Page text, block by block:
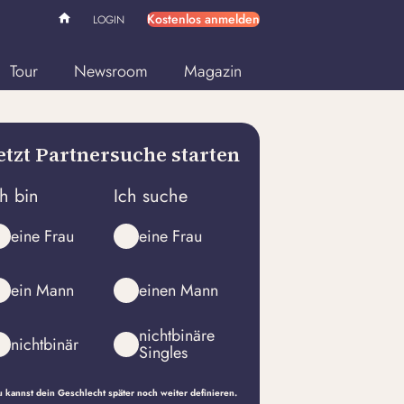
LOGIN Kostenlos anmelden
Tour Newsroom Magazin
Partnersuche starten
bin
eine Frau
ein Mann
nichtbinär
Ich suche
eine Frau
einen Mann
nichtbinäre
Singles
kannst dein Geschlecht später noch weiter definieren.